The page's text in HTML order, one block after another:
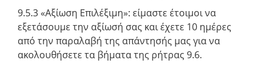
9.5.3 «Αξίωση Επιλέξιμη»: είμαστε έτοιμοι να
εξετάσουμε την αξίωσή σας και έχετε 10 ημέρες
από την παραλαβή της απάντησής μας για να
ακολουθήσετε τα βήματα της ρήτρας 9.6.